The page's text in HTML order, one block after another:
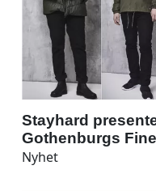
Stayhard
Gothenburgs
Nyhet